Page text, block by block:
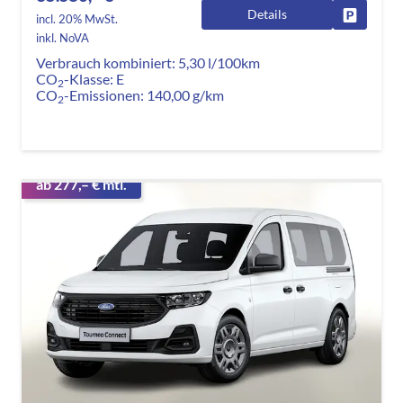
incl. 20% MwSt.
inkl. NoVA
Details
Verbrauch kombiniert: 5,30 l/100km
CO2-Klasse: E
CO2-Emissionen: 140,00 g/km
ab 277,– € mtl.